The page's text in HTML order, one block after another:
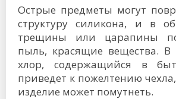
Острые предметы могут
структуру силикона, и в
трещины или царапины
пыль, красящие вещества. В
хлор, содержащийся в
приведет к пожелтению
изделие может помутнеть.